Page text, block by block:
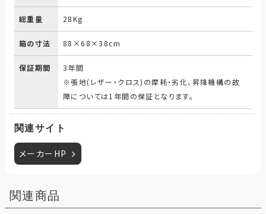
総重量 28Kg
箱の寸法 88×68×38cm
保証期間
3年間
※張地(レザー・クロス)の摩耗・劣化、昇降機構の故
障については1年間の保証となります。
関連サイト
メーカーHP
関連商品